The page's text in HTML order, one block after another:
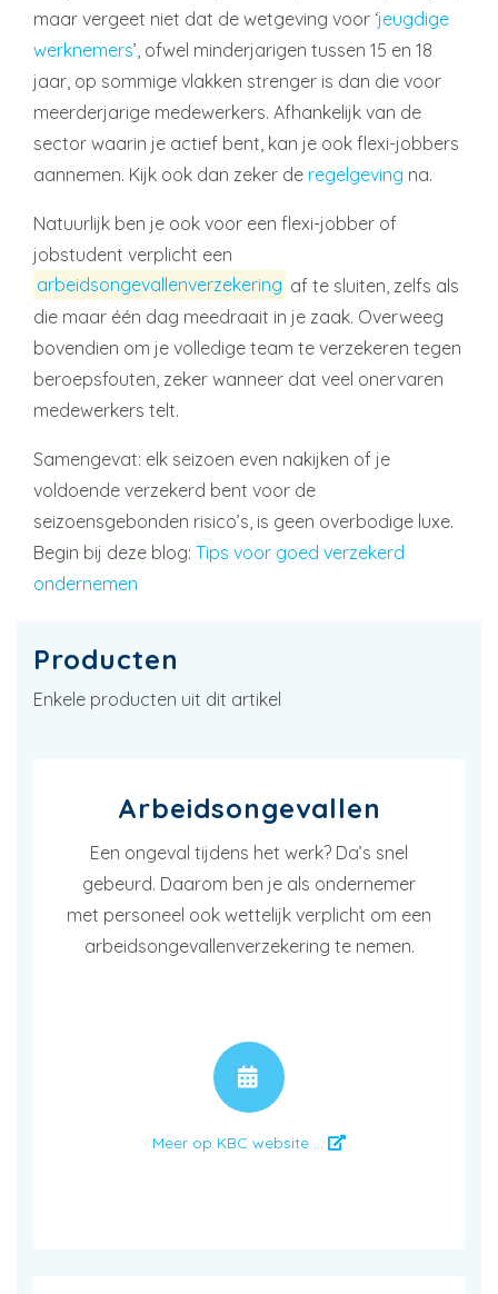
maar vergeet niet dat de wetgeving voor ‘jeugdige
werknemers’, ofwel minderjarigen tussen 15 en 18
jaar, op sommige vlakken strenger is dan die voor
meerderjarige medewerkers. Afhankelijk van de
sector waarin je actief bent, kan je ook flexi-jobbers
aannemen. Kijk ook dan zeker de regelgeving na.
Natuurlijk ben je ook voor een flexi-jobber of
jobstudent verplicht een
arbeidsongevallenverzekering af te sluiten, zelfs als
die maar één dag meedraait in je zaak. Overweeg
bovendien om je volledige team te verzekeren tegen
beroepsfouten, zeker wanneer dat veel onervaren
medewerkers telt.
Samengevat: elk seizoen even nakijken of je
voldoende verzekerd bent voor de
seizoensgebonden risico’s, is geen overbodige luxe.
Begin bij deze blog: Tips voor goed verzekerd
ondernemen
Producten
Enkele producten uit dit artikel
Arbeidsongevallen
Een ongeval tijdens het werk? Da’s snel
gebeurd. Daarom ben je als ondernemer
met personeel ook wettelijk verplicht om een
arbeidsongevallenverzekering te nemen.
Meer op KBC website ...